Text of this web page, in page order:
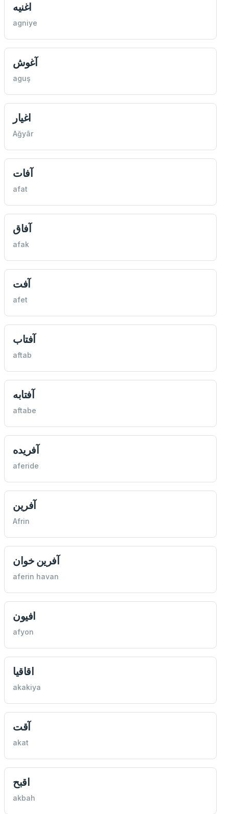
اغنيه
agniye
آغوش
aguş
اغيار
Ağyâr
آفات
afat
آفاق
afak
آفت
afet
آفتاب
aftab
آفتابه
aftabe
آفريده
aferide
آفرين
Afrin
آفرين خوان
aferin havan
افيون
afyon
اقاقيا
akakiya
آقت
akat
اقبح
akbah